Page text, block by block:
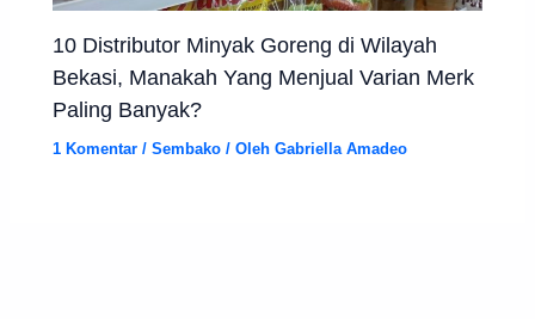
10 Distributor Minyak Goreng di Wilayah
Bekasi, Manakah Yang Menjual Varian Merk
Paling Banyak?
1 Komentar /Sembako / OlehGabriella Amadeo